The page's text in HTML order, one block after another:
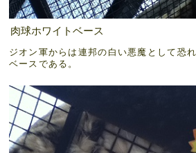
肉球ホワイトベース
ジオン軍からは連邦の白い悪魔として恐
ベースである。